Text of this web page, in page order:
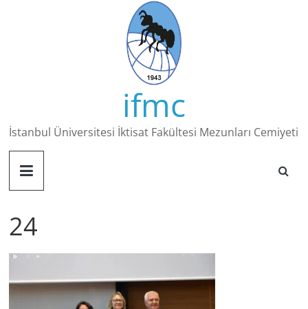
ifmc
İstanbul Üniversitesi İktisat Fakültesi Mezunları Cemiyeti
24